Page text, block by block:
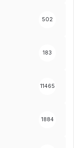
502
183
11465
1884